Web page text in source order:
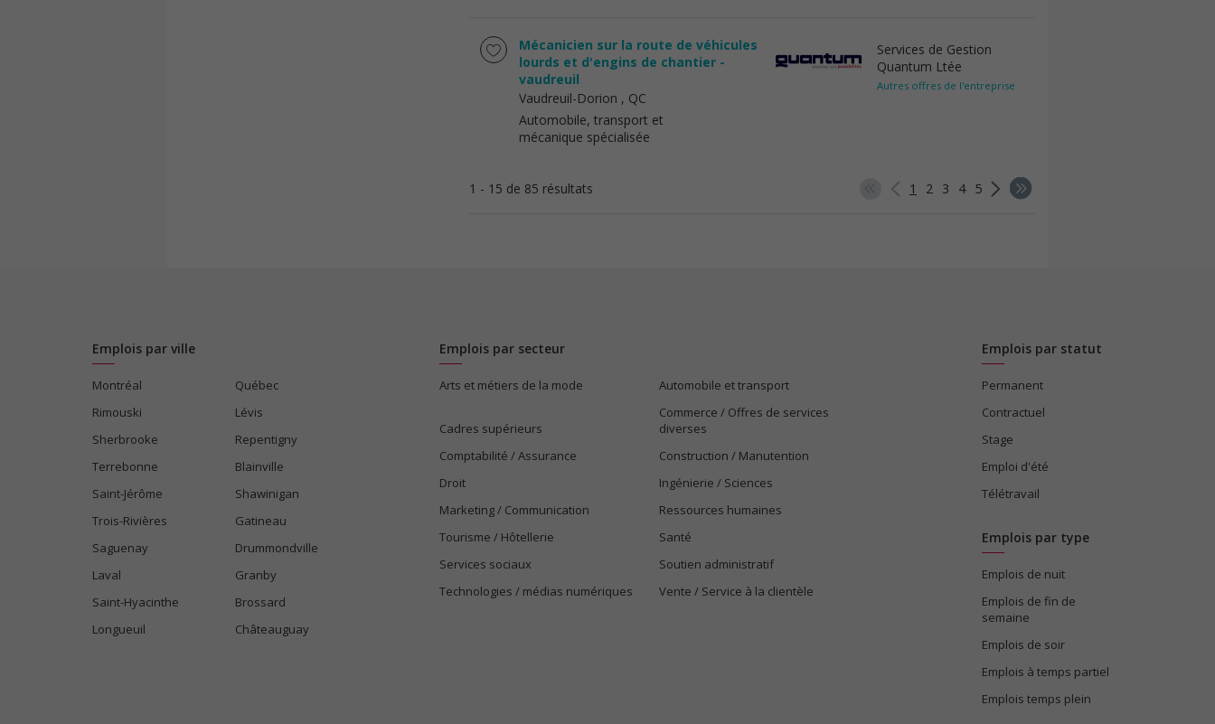
Mécanicien sur la route de véhicules
lourds et d'engins de chantier -
vaudreuil
Vaudreuil-Dorion , QC
Automobile, transport et
mécanique spécialisée
Services de Gestion
Quantum Ltée
Autres offres de l'entreprise
1 - 15 de 85 résultats 1 2 3 4 5
Emplois par ville
Montréal
Québec
Rimouski
Lévis
Sherbrooke
Repentigny
Terrebonne
Blainville
Saint-Jérôme
Shawinigan
Trois-Rivières
Gatineau
Saguenay
Drummondville
Laval
Granby
Saint-Hyacinthe
Brossard
Longueuil
Châteauguay
Emplois par secteur
Arts et métiers de la mode Automobile et transport
Cadres supérieurs
Commerce / Offres de services
diverses
Comptabilité / Assurance
Construction / Manutention
Droit
Ingénierie / Sciences
Marketing / Communication
Ressources humaines
Tourisme / Hôtellerie
Santé
Services sociaux
Soutien administratif
Technologies / médias numériques
Vente / Service à la clientèle
Emplois par statut
Permanent
Contractuel
Stage
Emploi d'été
Télétravail
Emplois par type
Emplois de nuit
Emplois de fin de
semaine
Emplois de soir
Emplois à temps partiel
Emplois temps plein